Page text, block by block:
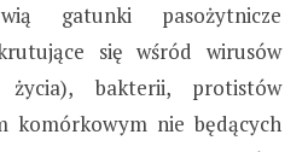
gatunki pasożytnicze
się wśród wirusów
bakterii, protistów
komórkowym nie będących